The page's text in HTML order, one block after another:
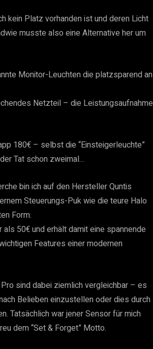
kein Platz vorhanden ist und deren Licht
musste also eine Alternative her um
Monitor-Leuchten die platzsparend an
Netzteil – die Leistungsaufnahme
180€ – selbst die “Einsteigerleuchte”
Tat schon zweimal…
bin ich auf den Hersteller Quntis
Steuerungs-Puk wie die teure Halo
Form.
50€ und erhält damit eine spannende
Features einer modernen
sind dabei ziemlich vergleichbar – es
Belieben einzustellen oder dies durch
Tatsächlich war jener Sensor für mich
dem “Set & Forget” Motto.